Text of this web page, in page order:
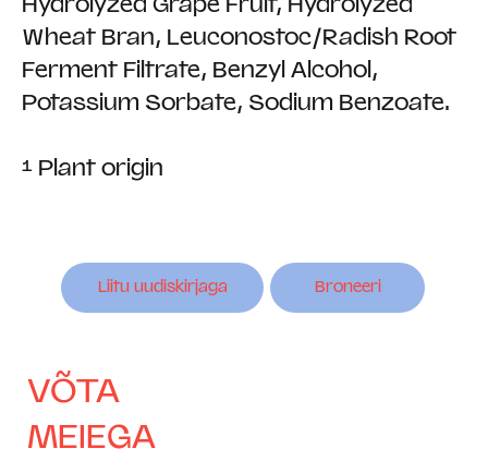
Wheat Bran, Leuconostoc/Radish Root
Ferment Filtrate, Benzyl Alcohol,
Potassium Sorbate, Sodium Benzoate.
¹ Plant origin
Liitu uudiskirjaga Broneeri
VÕTA
MEIEGA